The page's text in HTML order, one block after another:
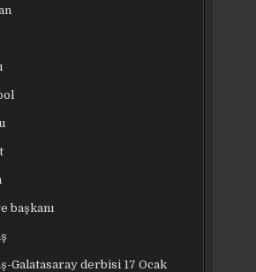
başkanı
Galatasaray derbisi 17 Ocak